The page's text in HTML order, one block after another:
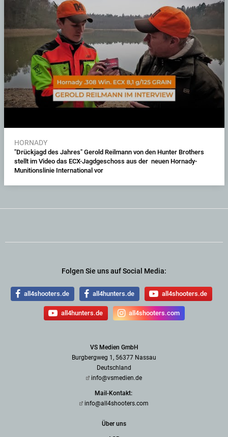
HORNADY
"Drückjagd des Jahres" Gerold Reilmann von den Hunter Brothers
stellt im Video das ECX-Jagdgeschoss aus der neuen Hornady-
Munitionslinie International vor
Folgen Sie uns auf Social Media:
all4shooters.de all4hunters.de all4shooters.de
all4hunters.de all4shooters.com
VS Medien GmbH
Burgbergweg 1, 56377 Nassau
Deutschland
info@vsmedien.de
Mail-Kontakt:
info@all4shooters.com
Über uns